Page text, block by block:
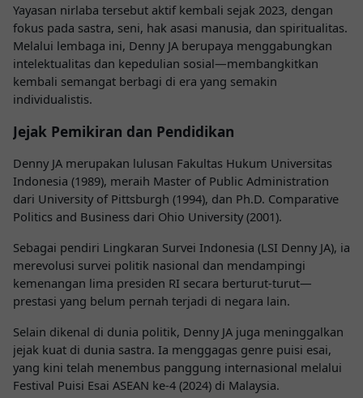
Yayasan nirlaba tersebut aktif kembali sejak 2023, dengan
fokus pada sastra, seni, hak asasi manusia, dan spiritualitas.
Melalui lembaga ini, Denny JA berupaya menggabungkan
intelektualitas dan kepedulian sosial—membangkitkan
kembali semangat berbagi di era yang semakin
individualistis.
Jejak Pemikiran dan Pendidikan
Denny JA merupakan lulusan Fakultas Hukum Universitas
Indonesia (1989), meraih Master of Public Administration
dari University of Pittsburgh (1994), dan Ph.D. Comparative
Politics and Business dari Ohio University (2001).
Sebagai pendiri Lingkaran Survei Indonesia (LSI Denny JA), ia
merevolusi survei politik nasional dan mendampingi
kemenangan lima presiden RI secara berturut-turut—
prestasi yang belum pernah terjadi di negara lain.
Selain dikenal di dunia politik, Denny JA juga meninggalkan
jejak kuat di dunia sastra. Ia menggagas genre puisi esai,
yang kini telah menembus panggung internasional melalui
Festival Puisi Esai ASEAN ke-4 (2024) di Malaysia.